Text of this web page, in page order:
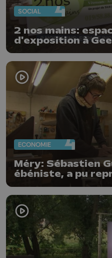
SOCIAL
2 nos mains:
d'exposition à
ECONOMIE
Méry: Sébastien
ébéniste, a pu